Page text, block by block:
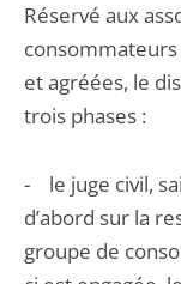
Réservé aux
et agréées, le
trois phases :
- le juge civil,
d’abord sur la
groupe de